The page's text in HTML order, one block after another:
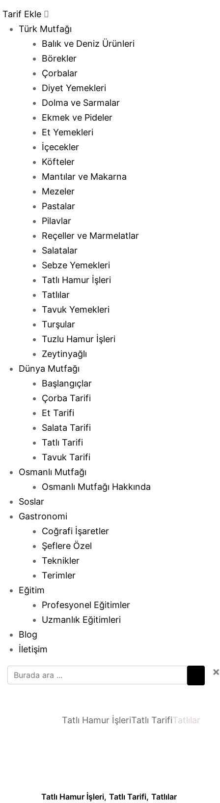
Tarif Ekle
Türk Mutfağı
Balık ve Deniz Ürünleri
Börekler
Çorbalar
Diyet Yemekleri
Dolma ve Sarmalar
Ekmek ve Pideler
Et Yemekleri
İçecekler
Köfteler
Mantılar ve Makarna
Mezeler
Pastalar
Pilavlar
Reçeller ve Marmelatlar
Salatalar
Sebze Yemekleri
Tatlı Hamur İşleri
Tatlılar
Tavuk Yemekleri
Turşular
Tuzlu Hamur İşleri
Zeytinyağlı
Dünya Mutfağı
Başlangıçlar
Çorba Tarifi
Et Tarifi
Salata Tarifi
Tatlı Tarifi
Tavuk Tarifi
Osmanlı Mutfağı
Osmanlı Mutfağı Hakkında
Soslar
Gastronomi
Coğrafi İşaretler
Şeflere Özel
Teknikler
Terimler
Eğitim
Profesyonel Eğitimler
Uzmanlık Eğitimleri
Blog
İletişim
×
Tatlı Hamur İşleriTatlı TarifiTatlılar
Tatlı Hamur İşleri, Tatlı Tarifi, Tatlılar